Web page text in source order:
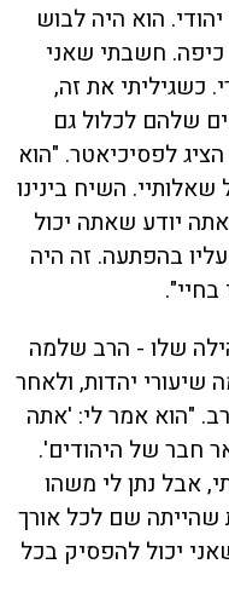
הוא היה לבוש
כיפה. חשבתי שאני
כשגיליתי את זה,
שלהם לכלול גם
לפסיכיאטר. "הוא
השיח בינינו
יודע שאתה יכול
בהפתעה. זה היה
שלו - הרב שלמה
שיעורי יהדות, ולאחר
"הוא אמר לי: 'אתה
חבר של היהודים'.
אבל נתן לי משהו
שם לכל אורך
יכול להפסיק בכל